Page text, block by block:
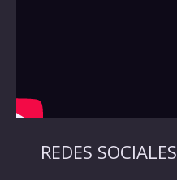
REDES SOCIALES